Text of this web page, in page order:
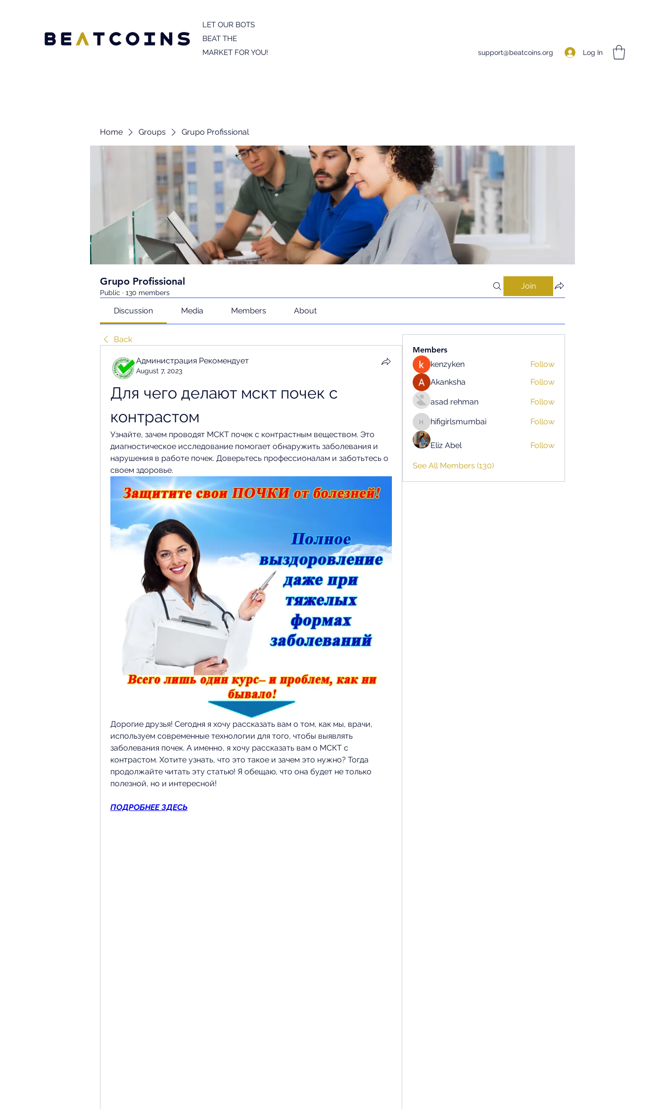
LET OUR BOTS
BEAT THE
MARKET FOR YOU!
support@beatcoins.org Log In
Home Groups Grupo Profissional
Grupo Profissional
Public · 130 members
Join
Discussion Media Members About
Back
Администрация Рекомендует
August 7, 2023
Для чего делают мскт почек с
контрастом
Узнайте, зачем проводят МСКТ почек с контрастным веществом. Это
диагностическое исследование помогает обнаружить заболевания и
нарушения в работе почек. Доверьтесь профессионалам и заботьтесь о
своем здоровье.
Дорогие друзья! Сегодня я хочу рассказать вам о том, как мы, врачи,
используем современные технологии для того, чтобы выявлять
заболевания почек. А именно, я хочу рассказать вам о МСКТ с
контрастом. Хотите узнать, что это такое и зачем это нужно? Тогда
продолжайте читать эту статью! Я обещаю, что она будет не только
полезной, но и интересной!
ПОДРОБНЕЕ ЗДЕСЬ
Members
kenzyken
Follow
Akanksha
Follow
asad rehman Follow
hifigirlsmumbai
hifigirlsmumbai Follow
Eliz Abel Follow
See All Members (130)